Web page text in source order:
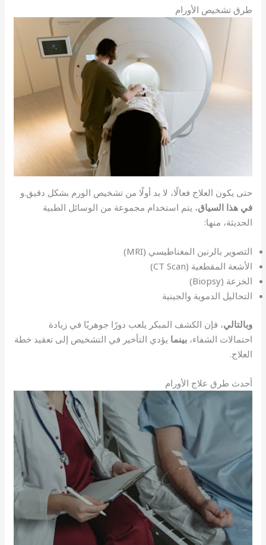
طرق تشخيص الأورام
حتى يكون العلاج فعالًا، لا بد أولًا من تشخيص الورم بشكل دقيق.و
في هذا السياق، يتم استخدام مجموعة من الوسائل الطبية
الحديثة، منها:
التصوير بالرنين المغناطيسي (MRI)
الأشعة المقطعية (CT Scan)
الخزعة (Biopsy)
التحاليل الدموية والجينية
وبالتالي، فإن الكشف المبكر يلعب دورًا جوهريًا في زيادة
احتمالات الشفاء،بينما يؤدي التأخير في التشخيص إلى تعقيد خطة
العلاج.
أحدث طرق علاج الأورام